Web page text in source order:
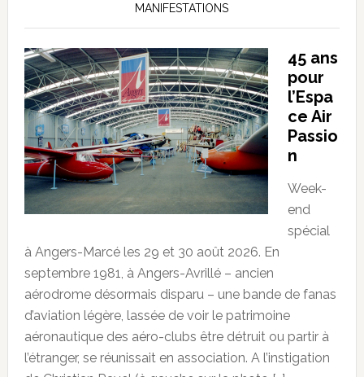
MANIFESTATIONS
45 ans
pour
l’Espa
ce Air
Passio
n
Week-
end
spécial
à Angers-Marcé les 29 et 30 août 2026. En
septembre 1981, à Angers-Avrillé – ancien
aérodrome désormais disparu – une bande de fanas
d’aviation légère, lassée de voir le patrimoine
aéronautique des aéro-clubs être détruit ou partir à
l’étranger, se réunissait en association. A l’instigation